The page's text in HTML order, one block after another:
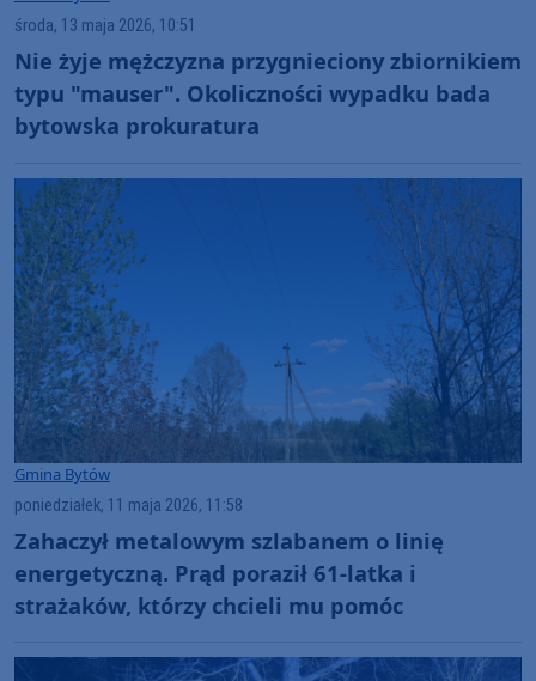
środa, 13 maja 2026, 10:51
Nie żyje mężczyzna przygnieciony zbiornikiem
typu "mauser". Okoliczności wypadku bada
bytowska prokuratura
Gmina Bytów
poniedziałek, 11 maja 2026, 11:58
Zahaczył metalowym szlabanem o linię
energetyczną. Prąd poraził 61-latka i
strażaków, którzy chcieli mu pomóc